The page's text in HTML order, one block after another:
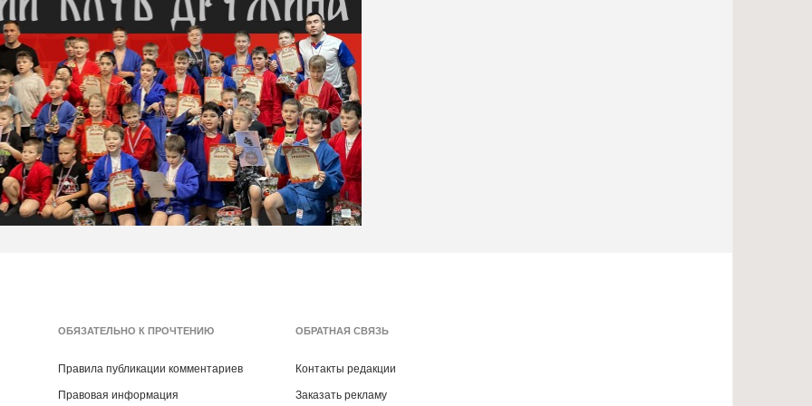
ОБЯЗАТЕЛЬНО К ПРОЧТЕНИЮ
Правила публикации комментариев
Правовая информация
ОБРАТНАЯ СВЯЗЬ
Контакты редакции
Заказать рекламу